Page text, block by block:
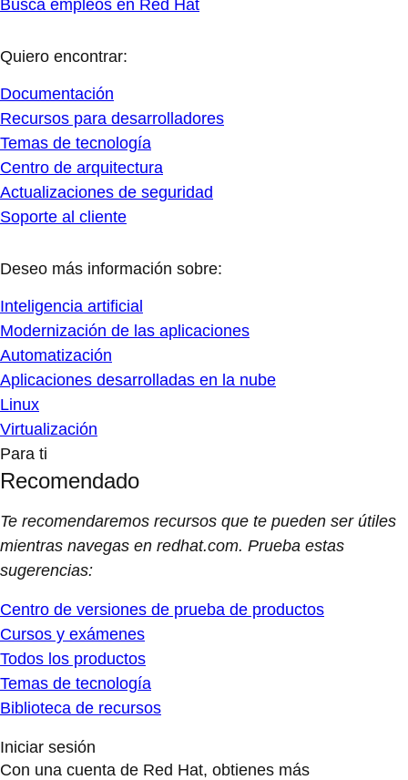
Busca empleos en Red Hat
Quiero encontrar:
Documentación
Recursos para desarrolladores
Temas de tecnología
Centro de arquitectura
Actualizaciones de seguridad
Soporte al cliente
Deseo más información sobre:
Inteligencia artificial
Modernización de las aplicaciones
Automatización
Aplicaciones desarrolladas en la nube
Linux
Virtualización
Para ti
Recomendado
Te recomendaremos recursos que te pueden ser útiles
mientras navegas en redhat.com. Prueba estas
sugerencias:
Centro de versiones de prueba de productos
Cursos y exámenes
Todos los productos
Temas de tecnología
Biblioteca de recursos
Iniciar sesión
Con una cuenta de Red Hat, obtienes más